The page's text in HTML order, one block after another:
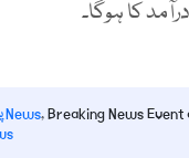
کا ہوگا۔
پاکستان News, Breaking News